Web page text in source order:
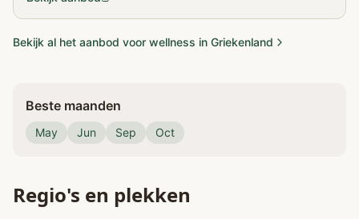
Bekijk al het aanbod voor wellness in Griekenland
Beste maanden
May Jun Sep Oct
Regio's en plekken